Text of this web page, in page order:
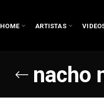
HOME ARTISTAS
nacho